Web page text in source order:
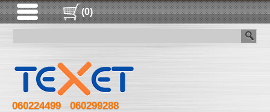
(0)
060224499 060299288